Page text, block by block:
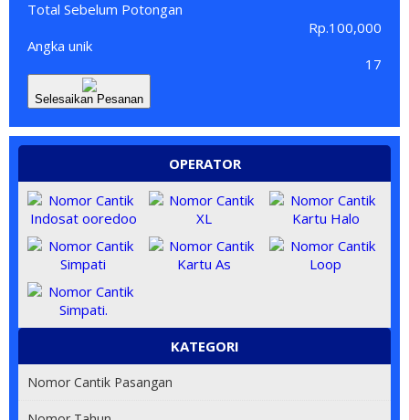
OPERATOR
KATEGORI
Nomor Cantik Pasangan
Total Sebelum Potongan
Rp.100,000
Angka unik
17
Selesaikan Pesanan